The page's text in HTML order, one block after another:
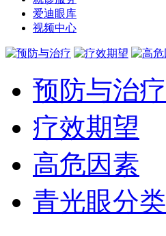
爱迪眼库
视频中心
预防与治疗
疗效期望
高危因素
青光眼分类